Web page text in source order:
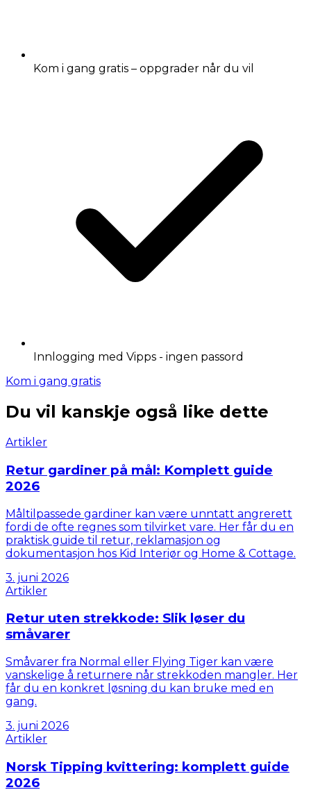
Kom i gang gratis – oppgrader når du vil
Innlogging med Vipps - ingen passord
Kom i gang gratis
Du vil kanskje også like dette
Artikler
Retur gardiner på mål: Komplett guide
2026
Måltilpassede gardiner kan være unntatt angrerett
fordi de ofte regnes som tilvirket vare. Her får du en
praktisk guide til retur, reklamasjon og
dokumentasjon hos Kid Interiør og Home & Cottage.
3. juni 2026
Artikler
Retur uten strekkode: Slik løser du
småvarer
Småvarer fra Normal eller Flying Tiger kan være
vanskelige å returnere når strekkoden mangler. Her
får du en konkret løsning du kan bruke med en
gang.
3. juni 2026
Artikler
Norsk Tipping kvittering: komplett guide
2026